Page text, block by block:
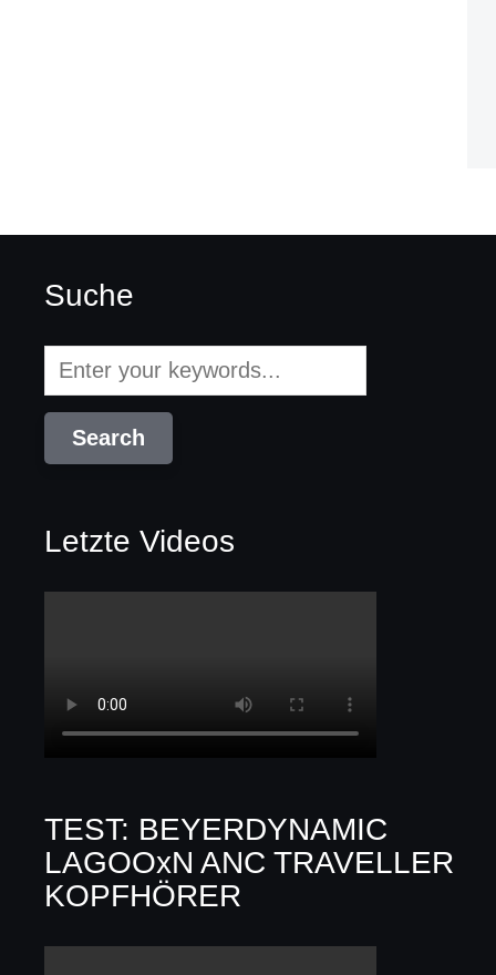
Suche
Letzte Videos
TEST: BEYERDYNAMIC
LAGOOxN ANC TRAVELLER
KOPFHÖRER